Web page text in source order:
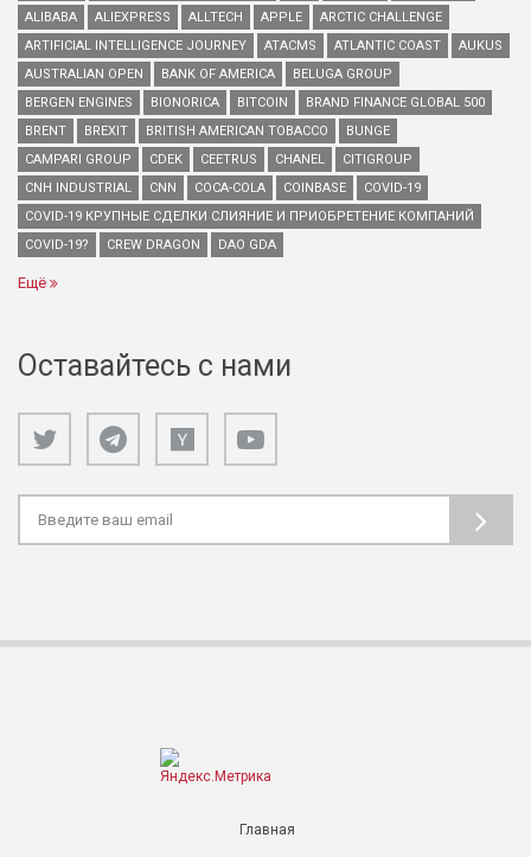
ALIBABA
ALIEXPRESS ALLTECH APPLE
ARCTIC CHALLENGE
ARTIFICIAL INTELLIGENCE JOURNEY
ATACMS ATLANTIC COAST
AUKUS
AUSTRALIAN OPEN
BANK OF AMERICA
BELUGA GROUP
BERGEN ENGINES
BIONORICA BITCOIN
BRAND FINANCE GLOBAL 500
BRENT
BREXIT BRITISH AMERICAN TOBACCO
BUNGE
CAMPARI GROUP
CDEK CEETRUS CHANEL
CITIGROUP
CNH INDUSTRIAL
CNN COCA-COLA COINBASE
COVID-19
COVID-19 КРУПНЫЕ СДЕЛКИ СЛИЯНИЕ И ПРИОБРЕТЕНИЕ КОМПАНИЙ
COVID-19?
CREW DRAGON DAO GDA
Ещё
Оставайтесь с нами
Главная